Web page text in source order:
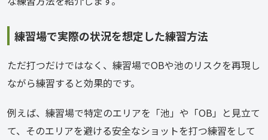
練習場で実際の状況を想定した練習方法
ただ打つだけではなく、練習場でOBや池のリスクを再現し
ながら練習すると効果的です。
例えば、練習場で特定のエリアを「池」や「OB」と見立て
て、そのエリアを避ける安全なショットを打つ練習をして